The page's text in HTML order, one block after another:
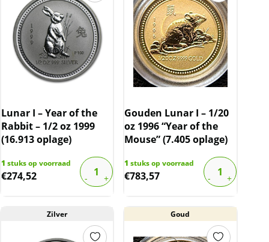
Lunar I – Year of the
Rabbit – 1/2 oz 1999
(16.913 oplage)
1 stuks op voorraad
€274,52
Gouden Lunar I – 1/20
oz 1996 “Year of the
Mouse” (7.405 oplage)
1 stuks op voorraad
€783,57
Zilver Goud